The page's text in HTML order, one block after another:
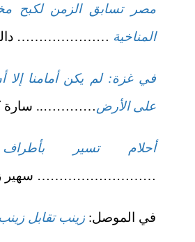
مصر تسابق الزمن لكبح
المناخية ………………… داليا
في غزة: لم يكن أمامنا إلا
على الأرض………….. سارة
أحلام تسير
……………………… سهير
في الموصل: زينب تقابل زينب